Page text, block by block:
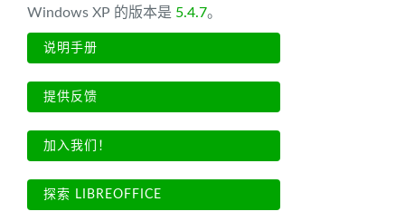
Windows XP 的版本是 5.4.7。
说明手册
提供反馈
加入我们！
探索 LIBREOFFICE